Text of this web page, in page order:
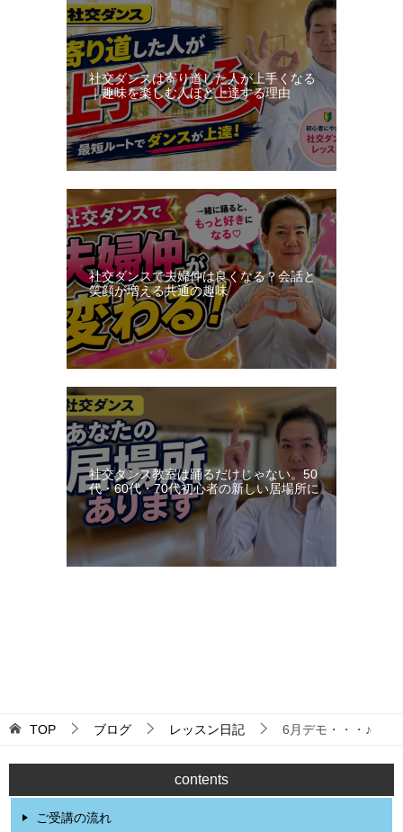
社交ダンスは寄り道した人が上手くなる
｜趣味を楽しむ人ほど上達する理由
社交ダンスで夫婦仲は良くなる？会話と
笑顔が増える共通の趣味
社交ダンス教室は踊るだけじゃない。50
代・60代・70代初心者の新しい居場所に
TOP ブログ レッスン日記 6月デモ・・・♪
contents
ご受講の流れ